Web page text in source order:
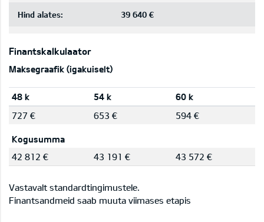
Hind alates: 39 640 €
Finantskalkulaator
Maksegraafik (igakuiselt)
48 k 54 k
60 k
727 €
653 € 594 €
Kogusumma
42 812 €
43 191 € 43 572 €
Vastavalt standardtingimustele.
Finantsandmeid saab muuta viimases etapis